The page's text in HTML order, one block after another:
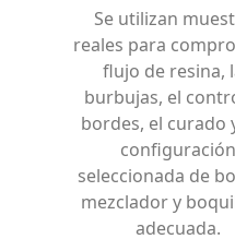
Se utilizan
reales para
flujo de resina,
burbujas, el
bordes, el curado
configuración
seleccionada de
mezclador y
adecuada.